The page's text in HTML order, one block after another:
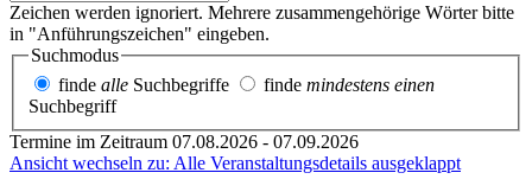
Zeichen werden ignoriert. Mehrere zusammengehörige Wörter bitte
in "Anführungszeichen" eingeben.
Suchmodus
finde alle Suchbegriffe finde mindestens einen
Suchbegriff
Termine im Zeitraum 07.08.2026 - 07.09.2026
Ansicht wechseln zu: Alle Veranstaltungsdetails ausgeklappt